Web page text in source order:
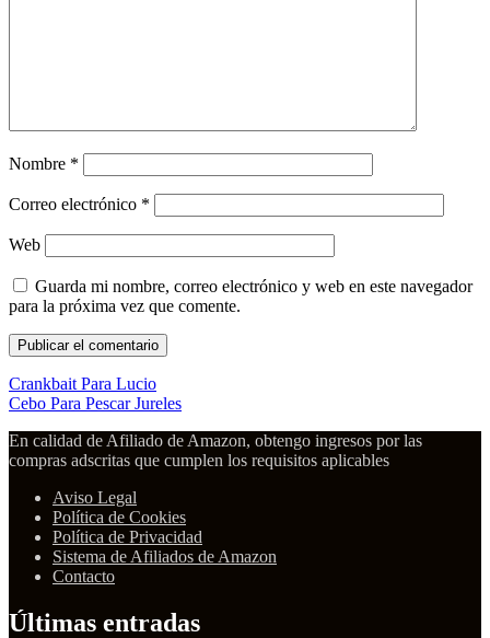
Nombre *
Correo electrónico *
Web
Guarda mi nombre, correo electrónico y web en este navegador
para la próxima vez que comente.
Crankbait Para Lucio
Cebo Para Pescar Jureles
En calidad de Afiliado de Amazon, obtengo ingresos por las
compras adscritas que cumplen los requisitos aplicables
Aviso Legal
Política de Cookies
Política de Privacidad
Sistema de Afiliados de Amazon
Contacto
Últimas entradas